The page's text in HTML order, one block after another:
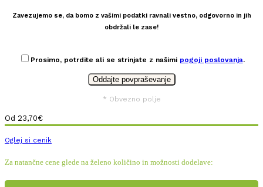
Zavezujemo se, da bomo z vašimi podatki ravnali vestno, odgovorno in jih
obdržali le zase!
Prosimo, potrdite ali se strinjate z našimi pogoji poslovanja.
* Obvezno polje
Od 23,70€
Oglej si cenik
Za natančne cene glede na želeno količino in možnosti dodelave: